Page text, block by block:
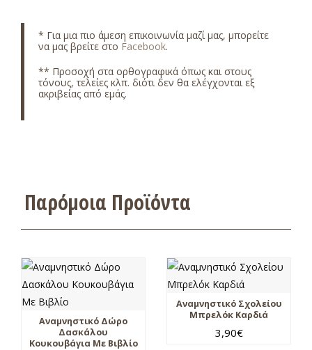
* Για μια πιο άμεση επικοινωνία μαζί μας, μπορείτε
να μας βρείτε στο Facebook.
** Προσοχή στα ορθογραφικά όπως και στους
τόνους, τελείες κλπ. διότι δεν θα ελέγχονται εξ
ακριβείας από εμάς.
Παρόμοια Προϊόντα
Αναμνηστικό Δώρο
Δασκάλου
Κουκουβάγια Με Βιβλίο
Αναμνηστικό Σχολείου
Μπρελόκ Καρδιά
3,90€